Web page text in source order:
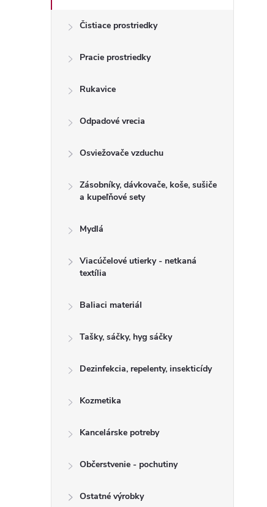
n
Čistiace prostriedky
Pracie prostriedky
Rukavice
Odpadové vrecia
Osviežovače vzduchu
Zásobníky, dávkovače, koše, sušiče
a kupeľňové sety
Mydlá
Viacúčelové utierky - netkaná
textília
Baliaci materiál
Tašky, sáčky, hyg sáčky
Dezinfekcia, repelenty, insekticídy
Kozmetika
Kancelárske potreby
Občerstvenie - pochutiny
Ostatné výrobky